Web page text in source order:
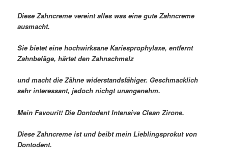
Diese Zahncreme vereint alles was eine gute Zahncreme
ausmacht.
Sie bietet eine hochwirksane Kariesprophylaxe, entfernt
Zahnbeläge, härtet den Zahnschmelz
und macht die Zähne widerstandsfähiger. Geschmacklich
sehr interessant, jedoch nichgt unangenehm.
Mein Favourit! Die Dontodent Intensive Clean Zirone.
Diese Zahncreme ist und beibt mein Lieblingsprokut von
Dontodent.